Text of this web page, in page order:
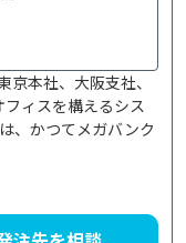
本社、大阪支社、
ィスを構えるシス
、かつてメガバンク